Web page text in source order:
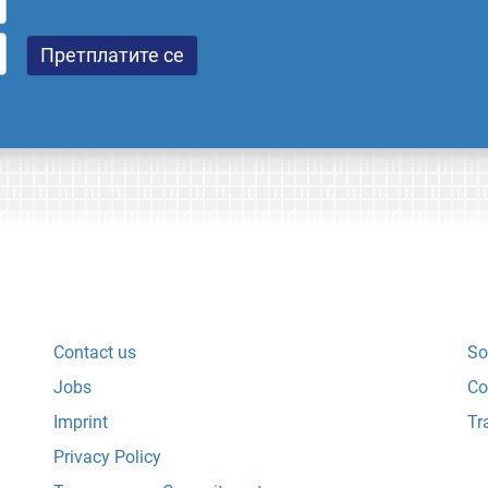
Contact us
Jobs
Imprint
Privacy Policy